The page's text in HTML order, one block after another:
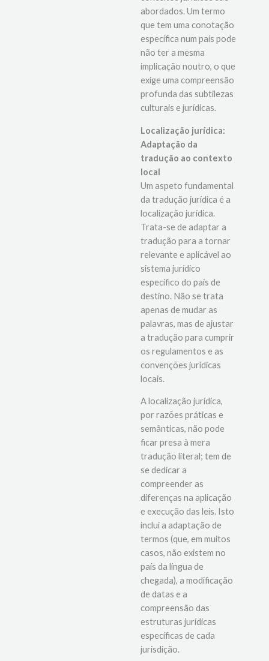
conceitos jurídicos são
abordados. Um termo
que tem uma conotação
específica num país pode
não ter a mesma
implicação noutro, o que
exige uma compreensão
profunda das subtilezas
culturais e jurídicas.
Localização jurídica:
Adaptação da
tradução ao contexto
local
Um aspeto fundamental
da tradução jurídica é a
localização jurídica.
Trata-se de adaptar a
tradução para a tornar
relevante e aplicável ao
sistema jurídico
específico do país de
destino. Não se trata
apenas de mudar as
palavras, mas de ajustar
a tradução para cumprir
os regulamentos e as
convenções jurídicas
locais.
A localização jurídica,
por razões práticas e
semânticas, não pode
ficar presa à mera
tradução literal; tem de
se dedicar a
compreender as
diferenças na aplicação
e execução das leis. Isto
inclui a adaptação de
termos (que, em muitos
casos, não existem no
país da língua de
chegada), a modificação
de datas e a
compreensão das
estruturas jurídicas
específicas de cada